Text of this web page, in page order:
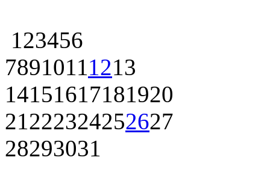
123456
78910111213
14151617181920
21222324252627
28293031